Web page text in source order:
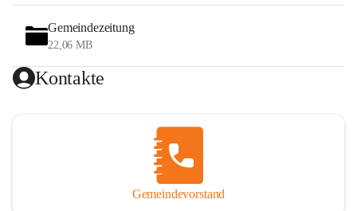
Gemeindezeitung
22,06 MB
Kontakte
Gemeindevorstand